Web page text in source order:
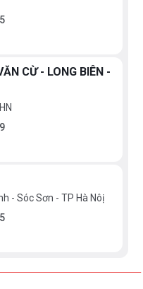
hệ thống của
nhất từ các nhân
CỪ - LONG BIÊN -
- Sóc Sơn - TP Hà Nôị